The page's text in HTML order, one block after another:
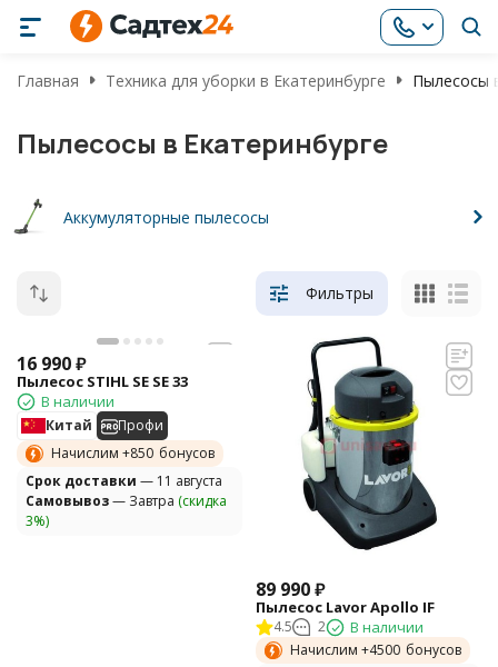
Главная Техника для уборки в Екатеринбурге Пылесосы
Пылесосы в Екатеринбурге
Аккумуляторные пылесосы
Фильтры
16 990₽
Пылесос STIHL SE SE 33
В наличии
Китай
Профи
Начислим +850 бонусов
Cрок доставки — 11 августа
Самовывоз— Завтра (скидка
3%)
89 990₽
Пылесос Lavor Apollo IF
4.5 2 В наличии
Начислим +4500 бонусов